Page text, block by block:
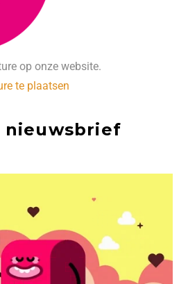
op onze website.
te plaatsen
nieuwsbrief